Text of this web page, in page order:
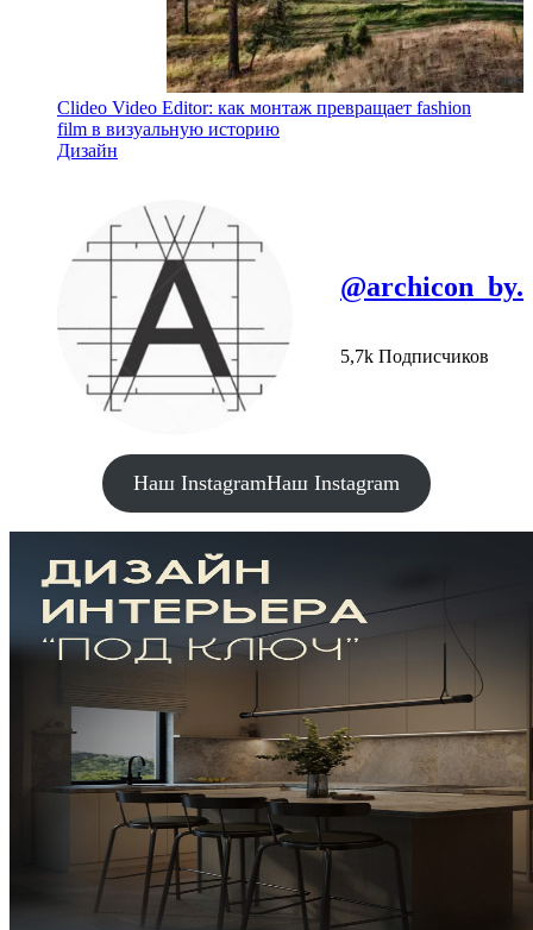
Clideo Video Editor: как монтаж превращает fashion
film в визуальную историю
Дизайн
@archicon_by.
5,7k Подписчиков
Наш InstagramНаш Instagram